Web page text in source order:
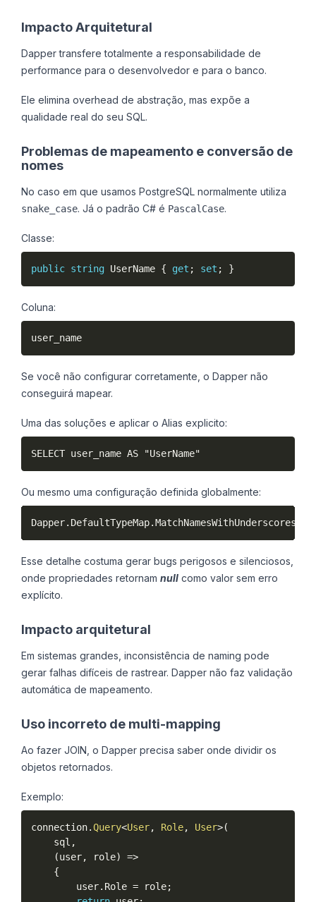
Impacto Arquitetural
Dapper transfere totalmente a responsabilidade de
performance para o desenvolvedor e para o banco.
Ele elimina overhead de abstração, mas expõe a
qualidade real do seu SQL.
Problemas de mapeamento e conversão de
nomes
No caso em que usamos PostgreSQL normalmente utiliza
snake_case. Já o padrão C# é PascalCase.
Classe:
public string UserName { get ; set ; }
Coluna:
user_name
Se você não configurar corretamente, o Dapper não
conseguirá mapear.
Uma das soluções e aplicar o Alias explicito:
SELECT user_name AS "UserName"
Ou mesmo uma configuração definida globalmente:
Dapper. DefaultTypeMap.MatchNamesWithUnderscores
Esse detalhe costuma gerar bugs perigosos e silenciosos,
onde propriedades retornam null como valor sem erro
explícito.
Impacto arquitetural
Em sistemas grandes, inconsistência de naming pode
gerar falhas difíceis de rastrear. Dapper não faz validação
automática de mapeamento.
Uso incorreto de multi-mapping
Ao fazer JOIN, o Dapper precisa saber onde dividir os
objetos retornados.
Exemplo:
connection.Query<User, Role, User>(
    sql
,
(user, role) =>
{
        user
. Role = role;